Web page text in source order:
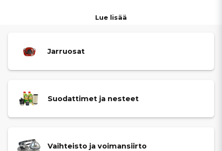
Lue lisää
Jarruosat
Suodattimet ja nesteet
Vaihteisto ja voimansiirto